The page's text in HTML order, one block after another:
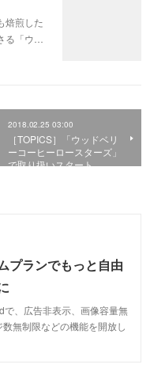
焙煎した
る「ウ…
2018.02.25 03:00
［TOPICS］「ウッドベリ
ーコーヒーロースターズ」
で取り扱いスタート
プランでもっと自由
で、広告非表示、画像容量無
無制限などの機能を開放し